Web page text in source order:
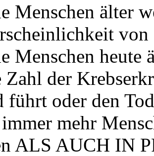
Menschen älter
Menschen heute
Zahl der
führt oder den
mehr
ALS AUCH IN